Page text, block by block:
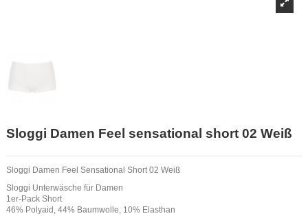
Sloggi Damen Feel sensational short 02 Weiß
Sloggi Damen Feel Sensational Short 02 Weiß
Sloggi Unterwäsche für Damen
1er-Pack Short
46% Polyaid, 44% Baumwolle, 10% Elasthan